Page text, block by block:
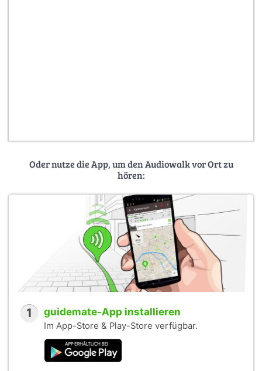
Oder nutze die App, um den Audiowalk vor Ort zu
hören:
1 guidemate-App installieren
Im App-Store & Play-Store verfügbar.